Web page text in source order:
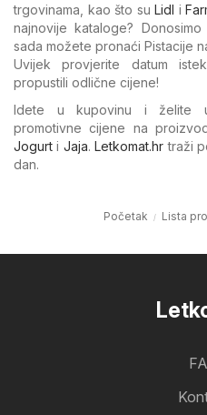
trgovinama, kao što su Lidl i
najnovije kataloge?
sada možete pronaći Pistacije
Uvijek provjerite datum
propustili odlične cijene!
Idete u kupovinu i želite
promotivne cijene na
Jogurt i Jaja.Letkomat.hr traži
dan.
Početak Lista